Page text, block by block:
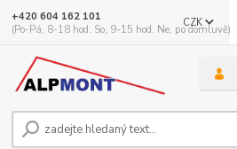
CZK
+420 604 162 101
(Po-Pá, 8-18 hod. So, 9-15 hod. Ne, po domluvě)